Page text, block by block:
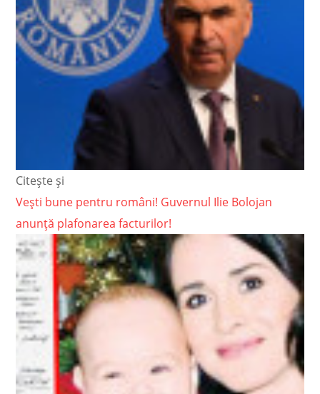
Citește și
Vești bune pentru români! Guvernul Ilie Bolojan
anunță plafonarea facturilor!